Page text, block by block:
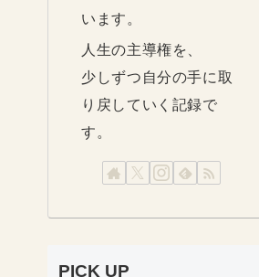
います。
人生の主導権を、
少しずつ自分の手に取
り戻していく記録で
す。
PICK UP